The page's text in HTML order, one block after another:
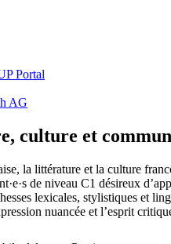
culture et
la littérature et la culture
de niveau C1 désireux
lexicales, stylistiques et
nuancée et l’esprit